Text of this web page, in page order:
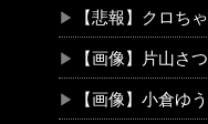
【悲報】クロちゃ
【画像】片山さつき（67
【画像】小倉ゆうか